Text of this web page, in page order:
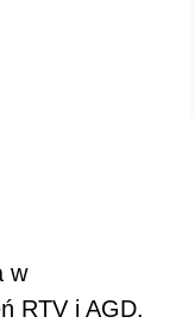
w
RTV i AGD.